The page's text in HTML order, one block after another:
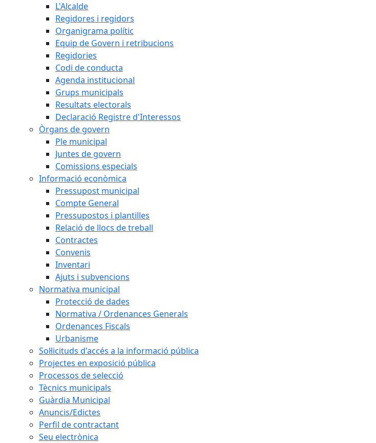
L'Alcalde
Regidores i regidors
Organigrama polític
Equip de Govern i retribucions
Regidories
Codi de conducta
Agenda institucional
Grups municipals
Resultats electorals
Declaració Registre d'Interessos
Òrgans de govern
Ple municipal
Juntes de govern
Comissions especials
Informació econòmica
Pressupost municipal
Compte General
Pressupostos i plantilles
Relació de llocs de treball
Contractes
Convenis
Inventari
Ajuts i subvencions
Normativa municipal
Protecció de dades
Normativa / Ordenances Generals
Ordenances Fiscals
Urbanisme
Sol·licituds d'accés a la informació pública
Projectes en exposició pública
Processos de selecció
Tècnics municipals
Guàrdia Municipal
Anuncis/Edictes
Perfil de contractant
Seu electrònica